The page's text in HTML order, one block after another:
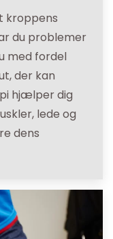
kroppens
du problemer
med fordel
der kan
hjælper dig
lede og
dens